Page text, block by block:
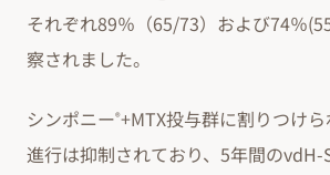
それぞれ89％（65/73）および74％
察されました。
シンポニー®+MTX投与群に割りつけ
進行は抑制されており、5年間のvdH-